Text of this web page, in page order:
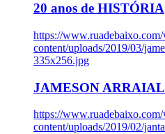
20 anos de HISTÓRIA
https://
content/uploads/2019/03/
335x256.jpg
JAMESON
https://
content/uploads/2019/02/